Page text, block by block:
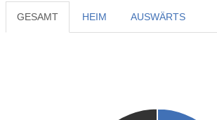
GESAMT HEIM AUSWÄRTS